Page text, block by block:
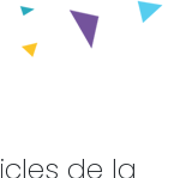
de la